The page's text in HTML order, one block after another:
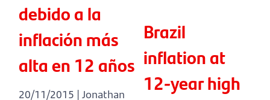
debido a la
inflación más
alta en 12 años
20/11/2015 | Jonathan
Brazil
inflation at
12-year high